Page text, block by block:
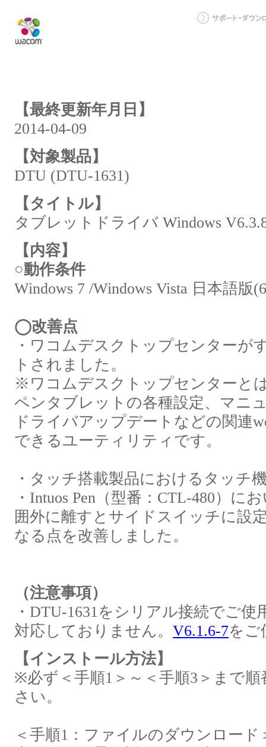
【最終更新年月日】
2014-04-09
【対象製品】
DTU (DTU-1631)
【タイトル】
タブレットドライバ Windows
【内容】
○動作条件
Windows 7 /Windows Vista 日本語版
◯改善点
・ワコムデスクトップセンターが
トされました。
※ワコムデスクトップセンターと
ペンタブレットの各種設定、マニ
ドライバアップデートなどの関連
できるユーティリティです。
・タッチ搭載製品におけるタッチ
・Intuos Pen（型番：CTL-480）に
囲外に離すとサイドスイッチに設
なる点を改善しました。
（注意事項）
・DTU-1631をシリアル接続でご
対応しておりません。 V6.1.6-7をご
【インストール方法】
※必ず＜手順1＞～＜手順3＞まで
さい。
＜手順1：ファイルのダウンロード